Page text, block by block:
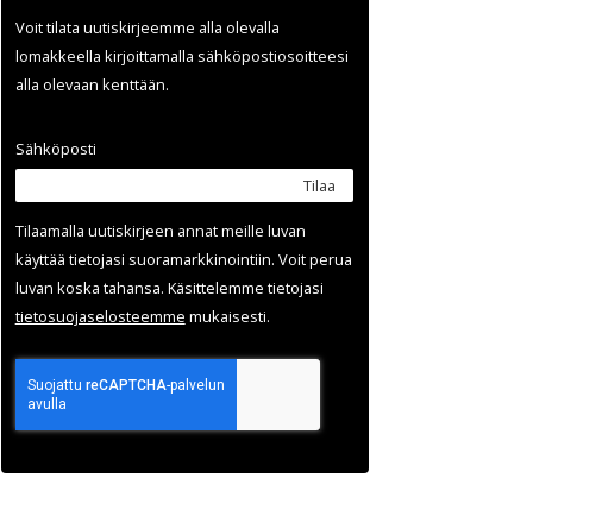
Voit tilata uutiskirjeemme alla olevalla
lomakkeella kirjoittamalla sähköpostiosoitteesi
alla olevaan kenttään.
Sähköposti
Tilaa
Tilaamalla uutis­kirjeen annat meille luvan
käyttää tietojasi suora­markkinointiin. Voit perua
luvan koska tahansa. Käsittelemme tietojasi
tieto­suoja­selosteemme mukaisesti.